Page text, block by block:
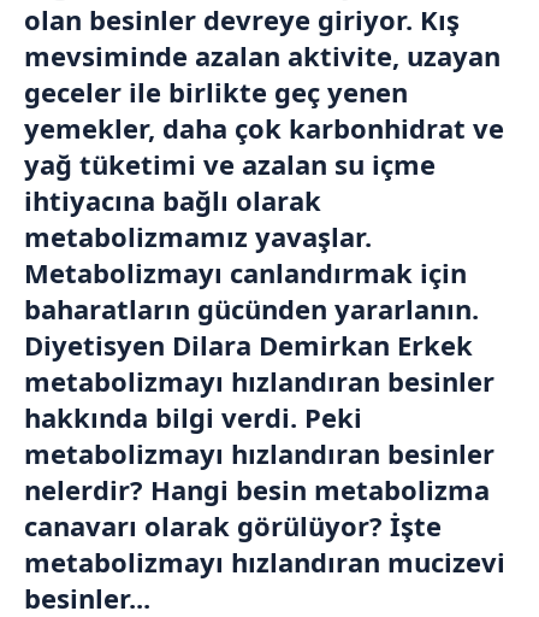
olan besinler devreye giriyor. Kış
mevsiminde azalan aktivite, uzayan
geceler ile birlikte geç yenen
yemekler, daha çok karbonhidrat ve
yağ tüketimi ve azalan su içme
ihtiyacına bağlı olarak
metabolizmamız yavaşlar.
Metabolizmayı canlandırmak için
baharatların gücünden yararlanın.
Diyetisyen Dilara Demirkan Erkek
metabolizmayı hızlandıran besinler
hakkında bilgi verdi. Peki
metabolizmayı hızlandıran besinler
nelerdir? Hangi besin metabolizma
canavarı olarak görülüyor? İşte
metabolizmayı hızlandıran mucizevi
besinler...